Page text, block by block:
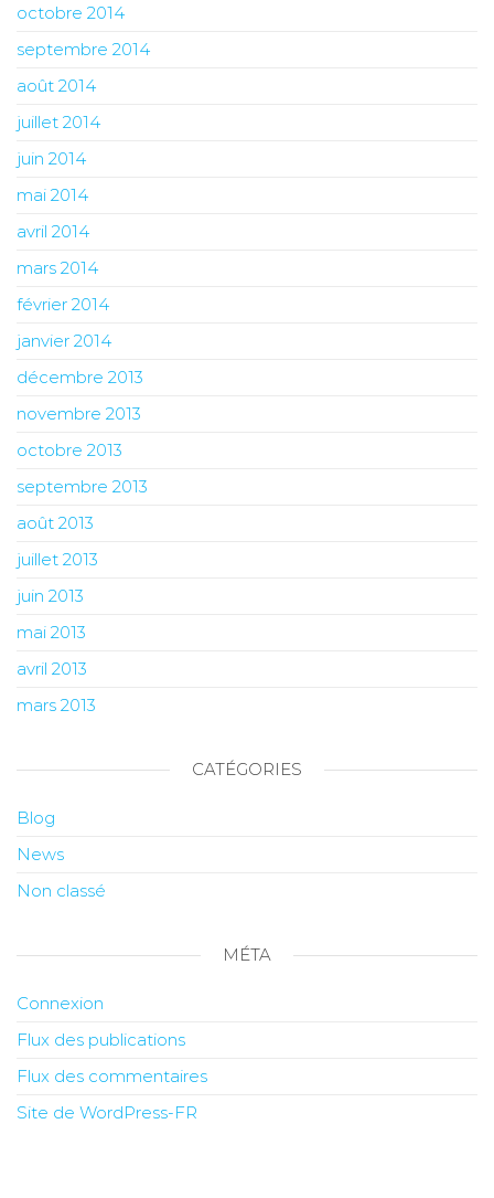
octobre 2014
septembre 2014
août 2014
juillet 2014
juin 2014
mai 2014
avril 2014
mars 2014
février 2014
janvier 2014
décembre 2013
novembre 2013
octobre 2013
septembre 2013
août 2013
juillet 2013
juin 2013
mai 2013
avril 2013
mars 2013
CATÉGORIES
Blog
News
Non classé
MÉTA
Connexion
Flux des publications
Flux des commentaires
Site de WordPress-FR